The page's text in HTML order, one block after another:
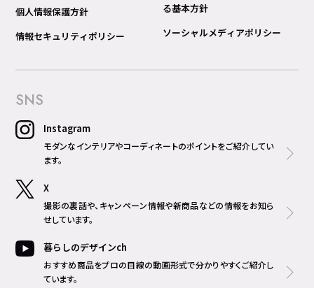
個人情報保護方針
情報セキュリティポリシー
る基本方針
ソーシャルメディアポリシー
SNS
Instagram
モダンなインテリアやコーディネートのポイントをご紹介してい
ます。
X
撮影の裏話や、キャンペーン情報や新商品などの情報をお知ら
せしています。
暮らしのデザインch
おすすめ商品をプロの目線の動画形式で分かりやすくご紹介し
ています。